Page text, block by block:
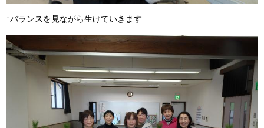
↑バランスを見ながら生けていきます